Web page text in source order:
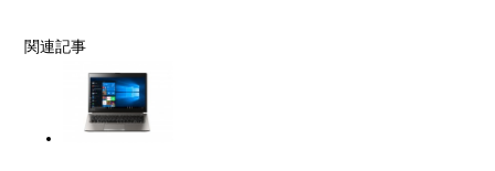
関連記事